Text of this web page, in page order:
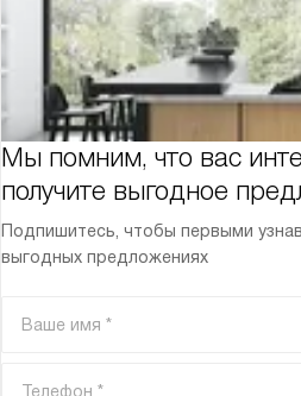
Мы помним, что вас
получите выгодное
Подпишитесь, чтобы первыми
выгодных предложениях